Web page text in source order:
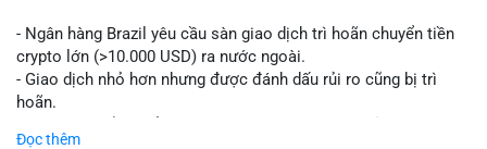
- Ngân hàng Brazil yêu cầu sàn giao dịch trì hoãn chuyển tiền
crypto lớn (>10.000 USD) ra nước ngoài.
- Giao dịch nhỏ hơn nhưng được đánh dấu rủi ro cũng bị trì
hoãn.
Đọc thêm